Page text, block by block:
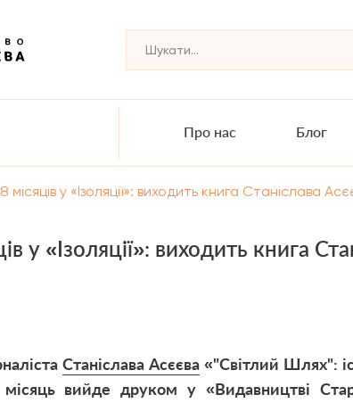
Про нас Блог
місяців у «Ізоляції»: виходить книга Станіслава
у «Ізоляції»: виходить книга
Станіслава Асєєва «"Світлий Шлях":
вийде друком у «Видавництві